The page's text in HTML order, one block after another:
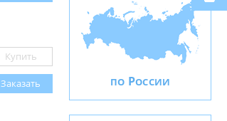
Купить
Заказать ПО РОССИИ